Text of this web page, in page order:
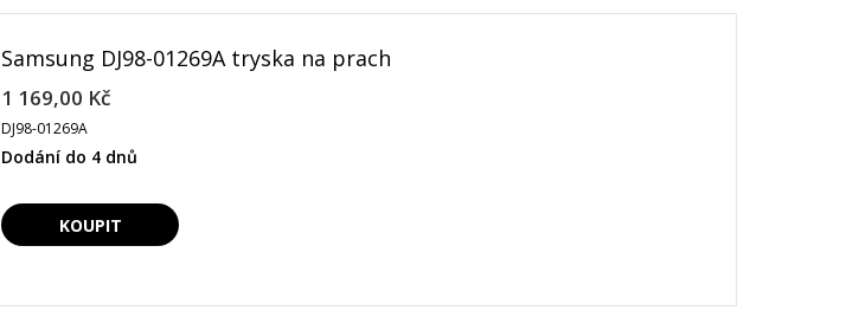
Samsung DJ98-01269A tryska na prach
1 169,00 Kč
DJ98-01269A
Dodání do 4 dnů